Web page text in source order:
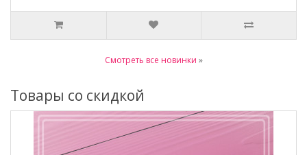
Смотреть все новинки »
Товары со скидкой